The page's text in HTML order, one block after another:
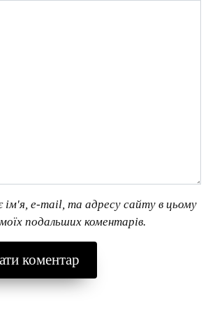
ім'я, e-mail, та адресу сайту в цьому
подальших коментарів.